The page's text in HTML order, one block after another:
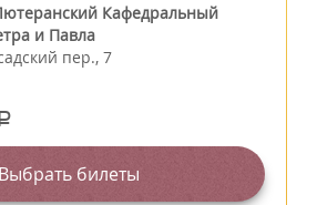
Кафедральный
и Павла
пер., 7
Выбрать билеты